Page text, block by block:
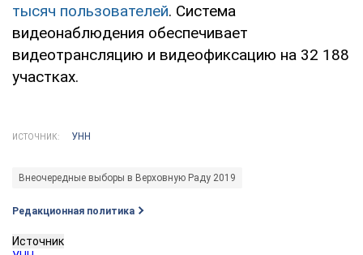
тысяч пользователей. Система
видеонаблюдения обеспечивает
видеотрансляцию и видеофиксацию на 32 188
участках.
ИСТОЧНИК: УНН
Внеочередные выборы в Верховную Раду 2019
Редакционная политика
Источник